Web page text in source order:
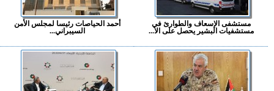
مستشفى الإسعاف والطوارئ في
مستشفيات البشير يحصل على الا...
أحمد الحياصات رئيسا لمجلس الأمن
السيبراني...